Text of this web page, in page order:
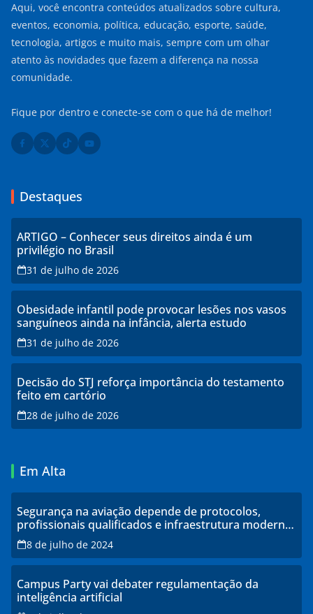
Aqui, você encontra conteúdos atualizados sobre cultura,
eventos, economia, política, educação, esporte, saúde,
tecnologia, artigos e muito mais, sempre com um olhar
atento às novidades que fazem a diferença na nossa
comunidade.
Fique por dentro e conecte-se com o que há de melhor!
Destaques
ARTIGO – Conhecer seus direitos ainda é um
privilégio no Brasil
31 de julho de 2026
Obesidade infantil pode provocar lesões nos vasos
sanguíneos ainda na infância, alerta estudo
31 de julho de 2026
Decisão do STJ reforça importância do testamento
feito em cartório
28 de julho de 2026
Em Alta
Segurança na aviação depende de protocolos,
profissionais qualificados e infraestrutura moderna,
explicam especialistas
8 de julho de 2024
Campus Party vai debater regulamentação da
inteligência artificial